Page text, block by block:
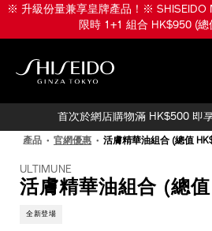
跳※ 升級份量兼享皇牌產品！※ SHISEIDO
限時 1+1 組合 HK$950 (總
首次於網店購物滿 HK$500 即
產品 官網優惠 活膚精華油組合 (總值
ULTIMUNE
活膚精華油組合 (總
全新登場